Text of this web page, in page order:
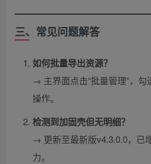
三、常见问题解答
如何批量导出资源？​
→ 主界面点击“批量管理”，勾
操作。
检测到加固壳但无明细？​
→ 更新至最新版v4.3.0.0，已
力。